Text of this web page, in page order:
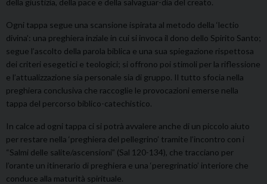
della giustizia, della pace e della salvaguar-dia del creato.
Ogni tappa segue una scansione ispirata al metodo della ‘lectio
divina’: una preghiera inziale in cui si invoca il dono dello Spirito Santo;
segue l’ascolto della parola biblica e una sua spiegazione rispettosa
dei criteri esegetici e teologici; si offrono poi stimoli per la riflessione
e l’attualizzazione sia personale sia di gruppo. Il tutto sfocia nella
preghiera conclusiva che raccoglie le provocazioni emerse nella
tappa del percorso biblico-catechistico.
In calce ad ogni tappa ci si potrà avvalere anche di un piccolo aiuto
per restare nella ‘preghiera del pellegrino’ tramite l’incontro con i
“Salmi delle salite/ascensioni” (Sal 120-134), che tracciano per
l’orante un itinerario di preghiera e una ‘peregrinatio’ interiore che
conduce alla maturità spirituale.